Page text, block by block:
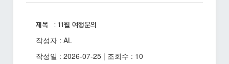
제목 : 11월 여행문의
작성자 : AL
작성일 : 2026-07-25 | 조회수 : 10